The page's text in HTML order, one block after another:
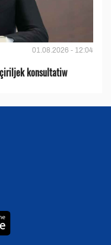
01.08.2026 - 12:04
konsultatiw